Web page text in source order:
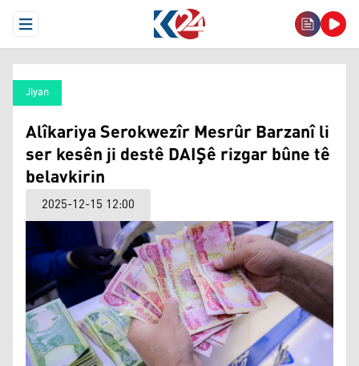
Open Menu
Jiyan
Alîkariya Serokwezîr Mesrûr Barzanî li
ser kesên ji destê DAIŞê rizgar bûne tê
belavkirin
2025-12-15 12:00